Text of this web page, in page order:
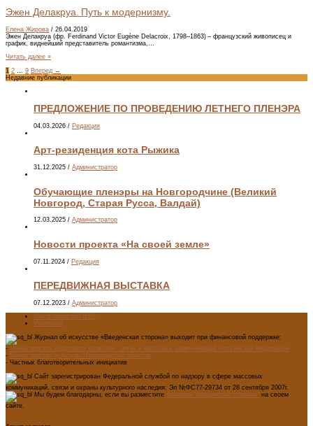
Эжен Делакруа. Путь к модернизму.
Елена Жирова / 26.04.2019
Эжен Делакруа (фр. Ferdinand Victor Eugène Delacroix, 1798–1863) – французский живописец и
график, виднейший представитель романтизма,…
Читать далее »
1 2 9 Вперед →
Недавние публикации
ПРЕДЛОЖЕНИЕ ПО ПРОВЕДЕНИЮ ЛЕТНЕГО ПЛЕНЭРА
04.03.2026 / Редакция
Арт-резиденция кота Рыжика
31.12.2025 / Администратор
Обучающие пленэры на Новгородчине (Великий
Новгород, Старая Русса, Валдай)
12.03.2025 / Администратор
Новости проекта «На своей земле»
07.11.2024 / Редакция
ПЕРЕДВИЖНАЯ ВЫСТАВКА
07.12.2023 / Администратор
Лента новостей RSS
Vkontakte
Журнал об искусстве «Введенская сторона» выходит при финансовой поддержке:
- Министерства цифрового развития, связи и массовых коммуникаций Российской Федерации
- Министерство культуры Новгородской области
- Частных благотворительных инициатив
Сайт зарегистрирован Федеральной службой по надзору в сфере массовых
коммуникаций, связи и охраны культурного наследия: Эл №ФС77-29734 от 28 сентября 2007г.
Мы будем благодарны, если вы разместите баннеры "Введенской стороны" на своем
сайте.